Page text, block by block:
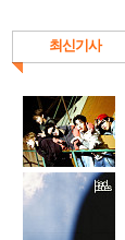
최신기사